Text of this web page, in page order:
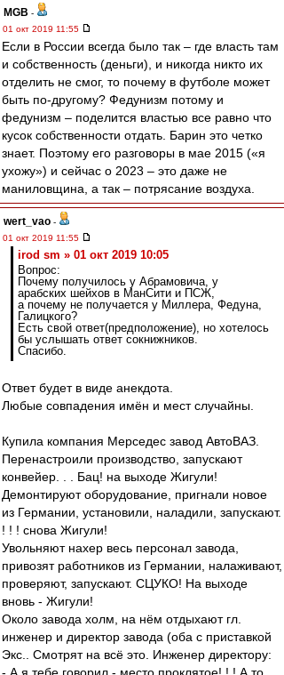
MGB -
01 окт 2019 11:55
Если в России всегда было так – где власть там
и собственность (деньги), и никогда никто их
отделить не смог, то почему в футболе может
быть по-другому? Федунизм потому и
федунизм – поделится властью все равно что
кусок собственности отдать. Барин это четко
знает. Поэтому его разговоры в мае 2015 («я
ухожу») и сейчас о 2023 – это даже не
маниловщина, а так – потрясание воздуха.
wert_vao -
01 окт 2019 11:55
irod sm » 01 окт 2019 10:05
Вопрос:
Почему получилось у Абрамовича, у
арабских шейхов в МанСити и ПСЖ,
а почему не получается у Миллера, Федуна,
Галицкого?
Есть свой ответ(предположение), но хотелось
бы услышать ответ сокнижников.
Спасибо.
Ответ будет в виде анекдота.
Любые совпадения имён и мест случайны.
Купила компания Мерседес завод АвтоВАЗ.
Перенастроили производство, запускают
конвейер. . . Бац! на выходе Жигули!
Демонтируют оборудование, пригнали новое
из Германии, установили, наладили, запускают.
! ! ! снова Жигули!
Увольняют нахер весь персонал завода,
привозят работников из Германии, налаживают,
проверяют, запускают. СЦУКО! На выходе
вновь - Жигули!
Около завода холм, на нём отдыхают гл.
инженер и директор завода (оба с приставкой
Экс.. Смотрят на всё это. Инженер директору: